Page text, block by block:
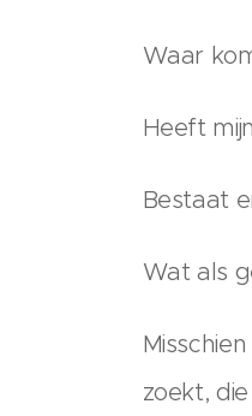
Waar
Heeft
Bestaat
Wat als
zoekt,